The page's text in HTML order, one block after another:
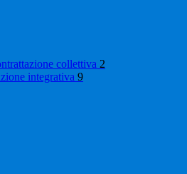
collettiva 2
integrativa 9